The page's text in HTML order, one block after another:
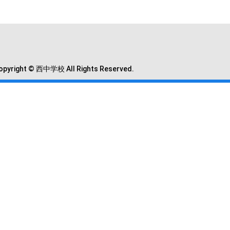
© 西中学校 All Rights Reserved.